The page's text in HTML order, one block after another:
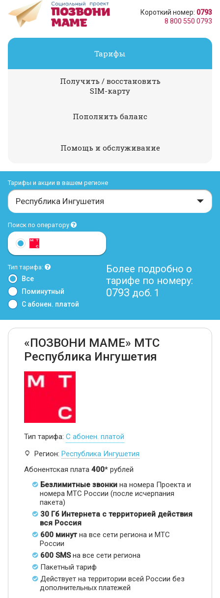
Короткий номер: 0793
8 800 550 0793
Тарифы
Получить / восстановить
SIM-карту
Пополнить баланс
Помощь и обслуживание
Тарифы и акции в вашем регионе
Республика Ингушетия
Поиск по оператору
Тип тарифа:
Все
Поминутный
С абонен. платой
Более подробно о
тарифе по номеру:
0793 доб. 1
«ПОЗВОНИ МАМЕ» МТС
Республика Ингушетия
Тип тарифа: С абонен. платой
Регион: Республика Ингушетия
Абонентская плата 400* рублей
Безлимитные звонки на номера Проекта и
номера МТС России (после исчерпания
пакета)
30 Гб Интернета с территорией действия
вся Россия
600 минут на все сети региона и МТС
России
600 SMSна все сети региона
Пакетный тариф
Действует на территории всей России без
дополнительных платежей